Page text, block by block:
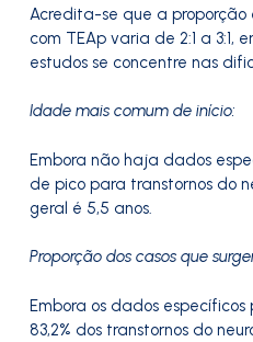
Acredita-se que a proporção
com TEAp varia de 2:1 a 3:1,
estudos se concentre nas
Idade mais comum de início:
Embora não haja dados
de pico para transtornos do
geral é 5,5 anos.
Proporção dos casos que
Embora os dados
83,2% dos transtornos do